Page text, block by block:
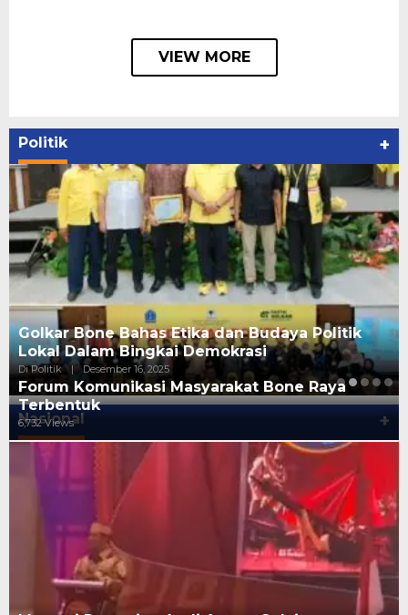
VIEW MORE
Politik +
Golkar Bone Bahas Etika dan Budaya Politik
Lokal Dalam Bingkai Demokrasi
Di Politik | Desember 16, 2025
Nasional +
Forum Komunikasi Masyarakat Bone Raya
Terbentuk
6,732 Views